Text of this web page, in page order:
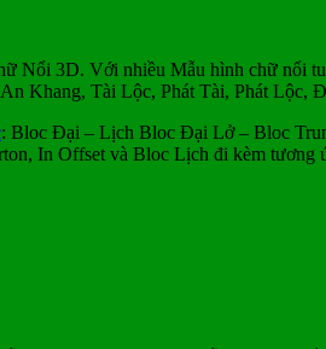
3D. Với nhiều Mẫu hình chữ nổi
Khang, Tài Lộc, Phát Tài, Phát Lộc,
: Bloc Đại – Lịch Bloc Đại Lở – Bloc
In Offset và Bloc Lịch đi kèm tương